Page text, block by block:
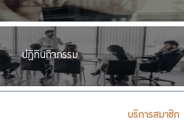
ปฏิทินกิจกรรม
บริการสมาชิก